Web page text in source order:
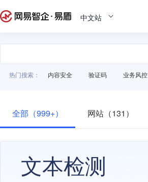
中文站
热门搜索： 内容安全 验证码 业务风控
全部（999+） 网站（131）
文本检测